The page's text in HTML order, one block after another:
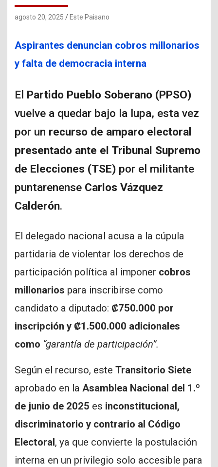
agosto 20, 2025 Este Paisano
Aspirantes denuncian cobros millonarios
y falta de democracia interna
El Partido Pueblo Soberano (PPSO)
vuelve a quedar bajo la lupa, esta vez
por un recurso de amparo electoral
presentado ante el Tribunal Supremo
de Elecciones (TSE) por el militante
puntarenense Carlos Vázquez
Calderón.
El delegado nacional acusa a la cúpula
partidaria de violentar los derechos de
participación política al imponer cobros
millonarios para inscribirse como
candidato a diputado: ₡750.000 por
inscripción y ₡1.500.000 adicionales
como “garantía de participación”.
Según el recurso, este Transitorio Siete
aprobado en la Asamblea Nacional del 1.º
de junio de 2025 es inconstitucional,
discriminatorio y contrario al Código
Electoral, ya que convierte la postulación
interna en un privilegio solo accesible para